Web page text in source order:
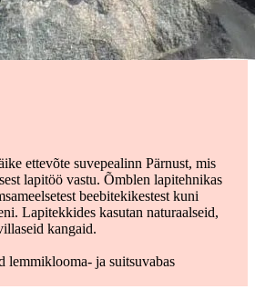
ettevõte suvepealinn Pärnust, mis
lapitöö vastu. Õmblen lapitehnikas
beebitekikestest kuni
Lapitekkides kasutan naturaalseid,
kangaid.
lemmiklooma- ja suitsuvabas